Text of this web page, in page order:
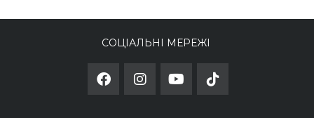
СОЦІАЛЬНІ МЕРЕЖІ